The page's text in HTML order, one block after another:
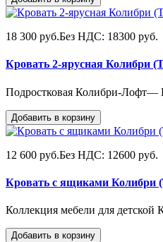
18 300 руб.Без НДС: 18300 руб.
Кровать 2-ярусная Колибри
Подростковая Колибри-Лофт—
Добавить в корзину
12 600 руб.Без НДС: 12600 руб.
Кровать с ящиками Колибри
Коллекция мебели для детской
Добавить в корзину